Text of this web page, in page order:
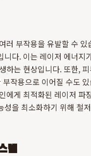
러 부작용을 유발할 수
다. 이는 레이저 에너지
하는 현상입니다. 또한,
작용으로 이어질 수도
에게 최적화된 레이저 파
성을 최소화하기 위해 철